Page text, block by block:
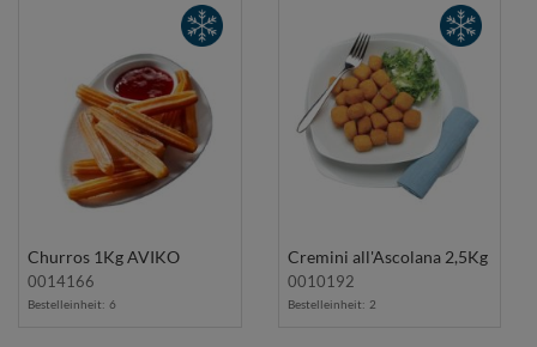
Churros 1Kg AVIKO
0014166
Bestelleinheit: 6
Cremini all'Ascolana 2,5Kg
0010192
Bestelleinheit: 2